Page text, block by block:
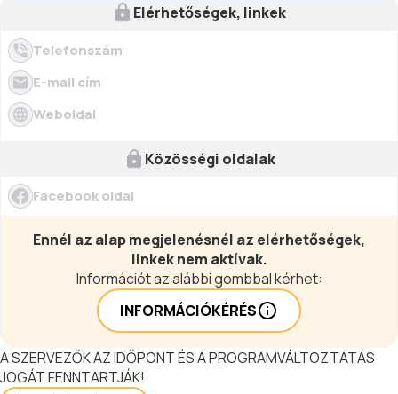
Elérhetőségek, linkek
Telefonszám
E-mail cím
Weboldal
Közösségi oldalak
Facebook oldal
Ennél az alap megjelenésnél az elérhetőségek,
linkek nem aktívak.
Információt az alábbi gombbal kérhet:
INFORMÁCIÓKÉRÉS
A SZERVEZŐK AZ IDŐPONT ÉS A PROGRAMVÁLTOZTATÁS
JOGÁT FENNTARTJÁK!